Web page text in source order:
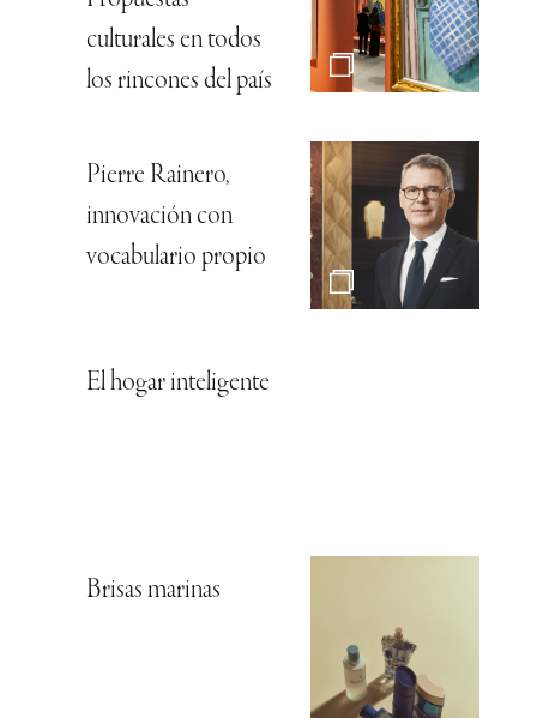
culturales en todos
los rincones del país
Pierre Rainero,
innovación con
vocabulario propio
El hogar inteligente
Brisas marinas